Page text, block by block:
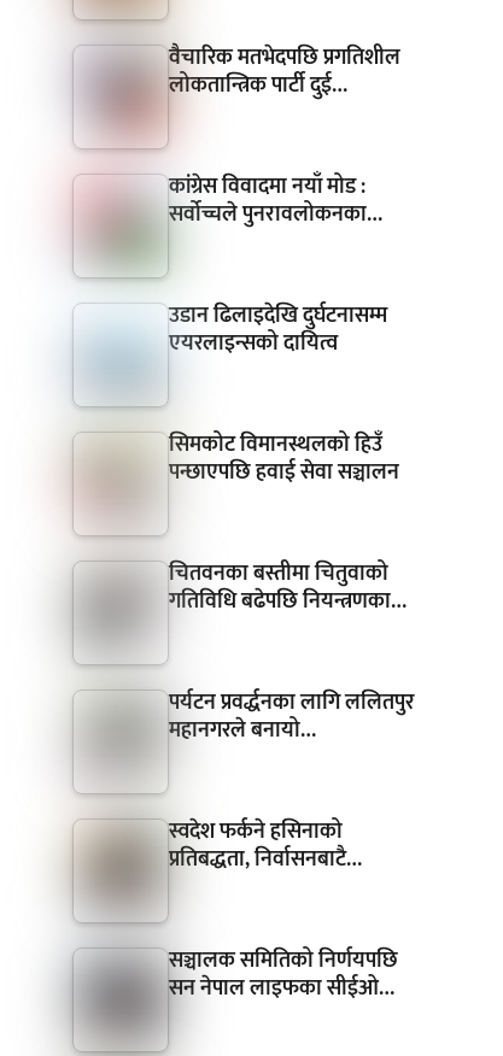
वैचारिक मतभेदपछि प्रगतिशील
लोकतान्त्रिक पार्टी दुई…
कांग्रेस विवादमा नयाँ मोड :
सर्वोच्चले पुनरावलोकनका…
उडान ढिलाइदेखि दुर्घटनासम्म
एयरलाइन्सको दायित्व
सिमकोट विमानस्थलको हिउँ
पन्छाएपछि हवाई सेवा सञ्चालन
चितवनका बस्तीमा चितुवाको
गतिविधि बढेपछि नियन्त्रणका…
पर्यटन प्रवर्द्धनका लागि ललितपुर
महानगरले बनायो…
स्वदेश फर्कने हसिनाको
प्रतिबद्धता, निर्वासनबाटै…
सञ्चालक समितिको निर्णयपछि
सन नेपाल लाइफका सीईओ…